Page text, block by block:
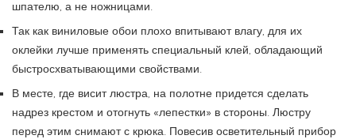
шпателю, а не ножницами.
Так как виниловые обои плохо впитывают влагу, для их
оклейки лучше применять специальный клей, обладающий
быстросхватывающими свойствами.
В месте, где висит люстра, на полотне придется сделать
надрез крестом и отогнуть «лепестки» в стороны. Люстру
перед этим снимают с крюка. Повесив осветительный прибор